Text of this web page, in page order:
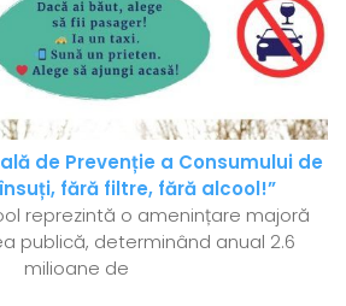
de Prevenție a Consumului de
fără filtre, fără alcool!”
reprezintă o amenințare majoră
publică, determinând anual 2.6
milioane de